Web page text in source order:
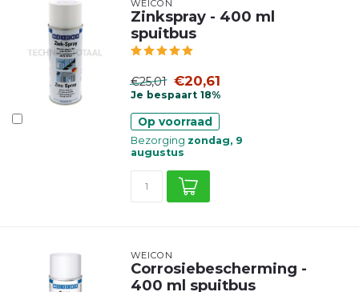
WEICON
Zinkspray - 400 ml
spuitbus
€25,01 €20,61
Je bespaart 18%
Op voorraad
Bezorging zondag, 9
augustus
WEICON
Corrosiebescherming -
400 ml spuitbus